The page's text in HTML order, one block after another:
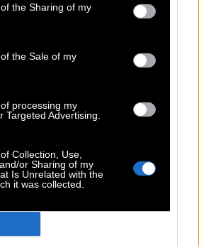
the Sharing of my
the Sale of my
processing my
Targeted Advertising.
Collection, Use,
or Sharing of my
Is Unrelated with the
it was collected.
bei Schiffen oder
aus diesem Rätsel:
eine Schwedische Krone wert
in Irland
bank account number
haben __ Augen